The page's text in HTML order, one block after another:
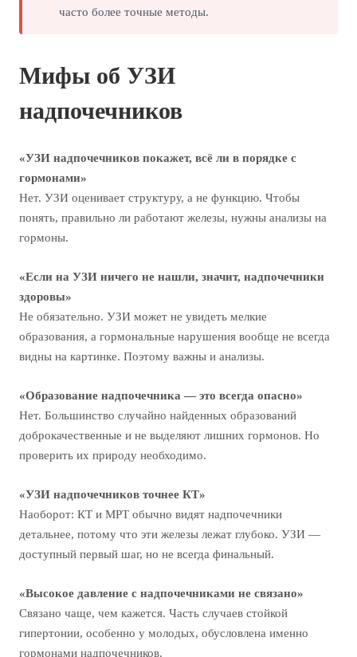
часто более точные методы.
Мифы об УЗИ
надпочечников
«УЗИ надпочечников покажет, всё ли в порядке с
гормонами»
Нет. УЗИ оценивает структуру, а не функцию. Чтобы
понять, правильно ли работают железы, нужны анализы на
гормоны.
«Если на УЗИ ничего не нашли, значит, надпочечники
здоровы»
Не обязательно. УЗИ может не увидеть мелкие
образования, а гормональные нарушения вообще не всегда
видны на картинке. Поэтому важны и анализы.
«Образование надпочечника — это всегда опасно»
Нет. Большинство случайно найденных образований
доброкачественные и не выделяют лишних гормонов. Но
проверить их природу необходимо.
«УЗИ надпочечников точнее КТ»
Наоборот: КТ и МРТ обычно видят надпочечники
детальнее, потому что эти железы лежат глубоко. УЗИ —
доступный первый шаг, но не всегда финальный.
«Высокое давление с надпочечниками не связано»
Связано чаще, чем кажется. Часть случаев стойкой
гипертонии, особенно у молодых, обусловлена именно
гормонами надпочечников.